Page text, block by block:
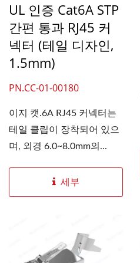
UL 인증 Cat6A STP
간편 통과 RJ45 커
넥터 (테일 디자인,
1.5mm)
PN.CC-01-00180
이지 캣.6A RJ45 커넥터는
테일 클립이 장착되어 있으
며, 외경 6.0~8.0mm의...
세부